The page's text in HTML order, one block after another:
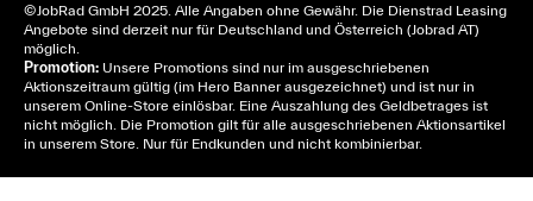
© JobRad GmbH 2025. Alle Angaben ohne Gewähr. Die Dienstrad Leasing
Angebote sind derzeit nur für Deutschland und Österreich (Jobrad AT)
möglich.
Promotion: Unsere Promotions sind nur im ausgeschriebenen
Aktionszeitraum gültig (im Hero Banner ausgezeichnet) und ist nur in
unserem Online-Store einlösbar. Eine Auszahlung des Geldbetrages ist
nicht möglich. Die Promotion gilt für alle ausgeschriebenen Aktionsartikel
in unserem Store. Nur für Endkunden und nicht kombinierbar.